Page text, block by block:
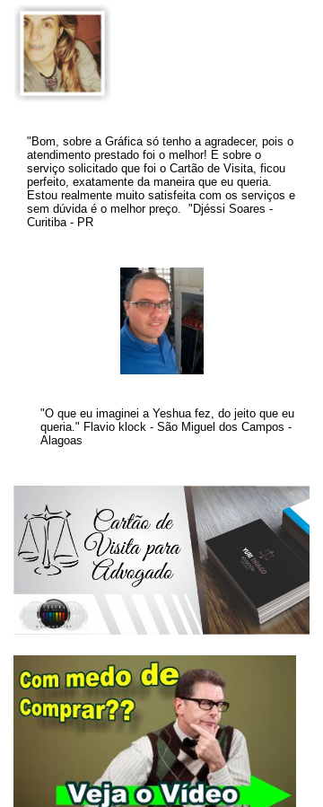
"Bom, sobre a Gráfica só tenho a agradecer, pois o
atendimento prestado foi o melhor! E sobre o
serviço solicitado que foi o Cartão de Visita, ficou
perfeito, exatamente da maneira que eu queria.
Estou realmente muito satisfeita com os serviços e
sem dúvida é o melhor preço. " Djéssi Soares -
Curitiba - PR
"O que eu imaginei a Yeshua fez, do jeito que eu
queria." Flavio klock - São Miguel dos Campos -
Alagoas